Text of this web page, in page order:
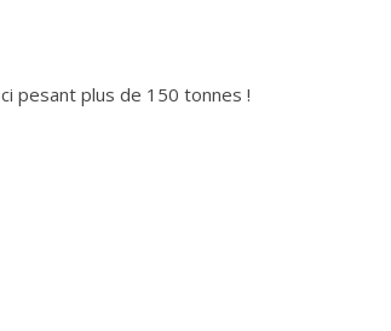
pesant plus de 150 tonnes !